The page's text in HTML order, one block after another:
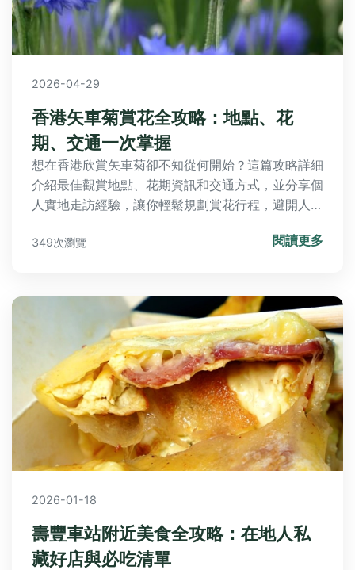
2026-04-29
香港矢車菊賞花全攻略：地點、花
期、交通一次掌握
想在香港欣賞矢車菊卻不知從何開始？這篇攻略詳細
介紹最佳觀賞地點、花期資訊和交通方式，並分享個
人實地走訪經驗，讓你輕鬆規劃賞花行程，避開人
349次瀏覽 閱讀更多
2026-01-18
壽豐車站附近美食全攻略：在地人私
藏好店與必吃清單